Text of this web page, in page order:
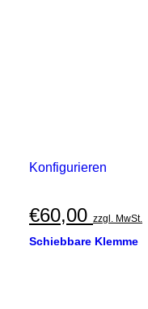
Konfigurieren
€60,00 zzgl. MwSt.
Schiebbare Klemme